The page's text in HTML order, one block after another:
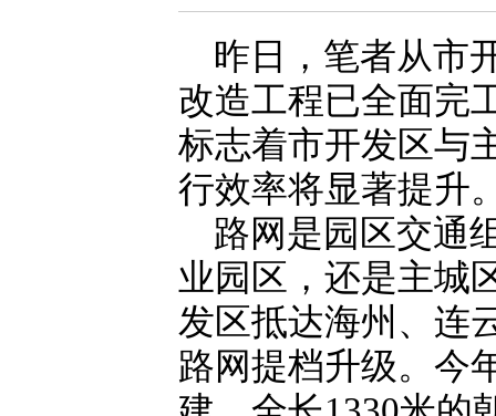
昨日，笔者从市
改造工程已全面完
标志着市开发区与
行效率将显著提升
路网是园区交通
业园区，还是主城
发区抵达海州、连
路网提档升级。今